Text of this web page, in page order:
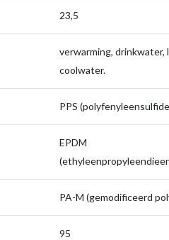
23,5
verwarming, drinkwater,
coolwater.
PPS
EPDM
PA-M (gemodificeerd
95